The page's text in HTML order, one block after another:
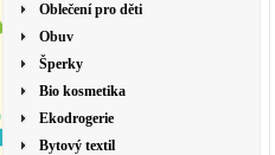
Oblečení pro děti
Obuv
Šperky
Bio kosmetika
Ekodrogerie
Bytový textil